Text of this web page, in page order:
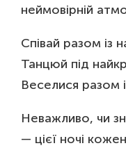
неймовірній
Співай разом із
Танцюй під
Веселися разом
Неважливо, чи
— цієї ночі